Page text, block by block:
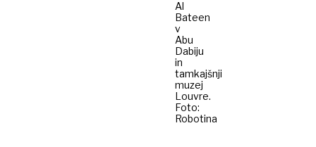
Al
Bateen
v
Abu
Dabiju
in
tamkajšnji
muzej
Louvre.
Foto:
Robotina